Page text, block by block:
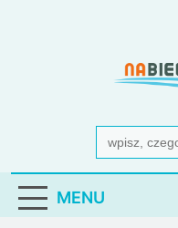
portal
Search
for:
MENU